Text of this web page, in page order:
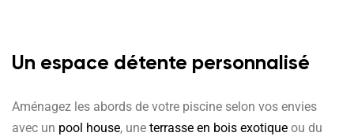
Un espace détente personnalisé
Aménagez les abords de votre piscine selon vos envies
avec un pool house, une terrasse en bois exotique ou du